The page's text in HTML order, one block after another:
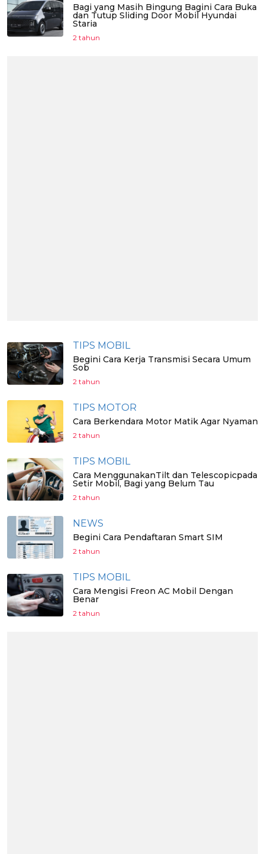
Bagi yang Masih Bingung Bagini Cara Buka
dan Tutup Sliding Door Mobil Hyundai
Staria
2 tahun
TIPS MOBIL
Begini Cara Kerja Transmisi Secara Umum
Sob
2 tahun
TIPS MOTOR
Cara Berkendara Motor Matik Agar Nyaman
2 tahun
TIPS MOBIL
Cara MenggunakanTilt dan Telescopicpada
Setir Mobil, Bagi yang Belum Tau
2 tahun
NEWS
Begini Cara Pendaftaran Smart SIM
2 tahun
TIPS MOBIL
Cara Mengisi Freon AC Mobil Dengan
Benar
2 tahun